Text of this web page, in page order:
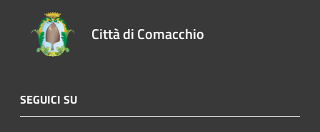
Città di Comacchio
SEGUICI SU